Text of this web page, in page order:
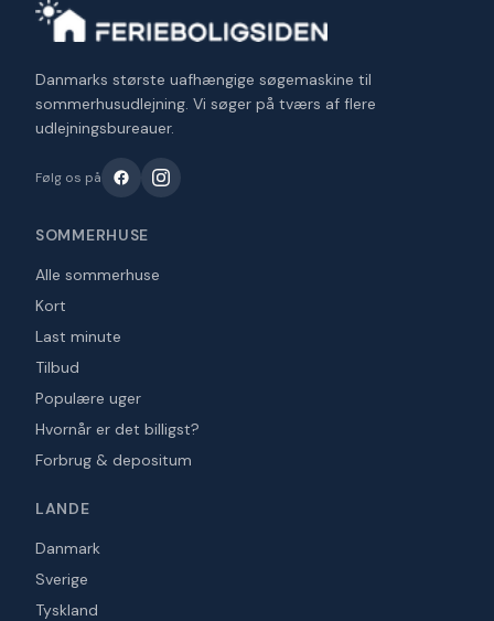
Danmarks største uafhængige søgemaskine til
sommerhusudlejning. Vi søger på tværs af flere
udlejningsbureauer.
Følg os på
SOMMERHUSE
Alle sommerhuse
Kort
Last minute
Tilbud
Populære uger
Hvornår er det billigst?
Forbrug & depositum
LANDE
Danmark
Sverige
Tyskland